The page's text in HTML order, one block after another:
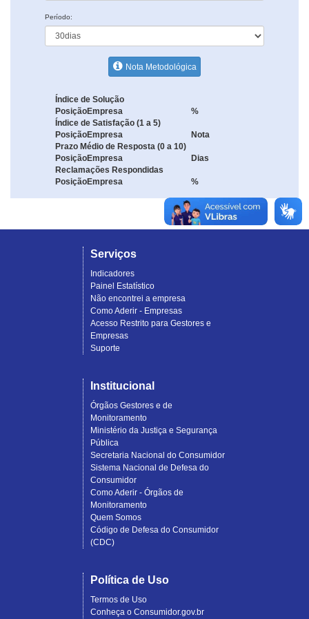
Período:
Nota Metodológica
Índice de Solução
PosiçãoEmpresa
%
Índice de Satisfação (1 a 5)
PosiçãoEmpresa
Nota
Prazo Médio de Resposta (0 a 10)
PosiçãoEmpresa
Dias
Reclamações Respondidas
PosiçãoEmpresa %
Serviços
Indicadores
Painel Estatístico
Não encontrei a empresa
Como Aderir - Empresas
Acesso Restrito para Gestores e
Empresas
Suporte
Institucional
Órgãos Gestores e de
Monitoramento
Ministério da Justiça e Segurança
Pública
Secretaria Nacional do Consumidor
Sistema Nacional de Defesa do
Consumidor
Como Aderir - Órgãos de
Monitoramento
Quem Somos
Código de Defesa do Consumidor
(CDC)
Política de Uso
Termos de Uso
Conheça o Consumidor.gov.br